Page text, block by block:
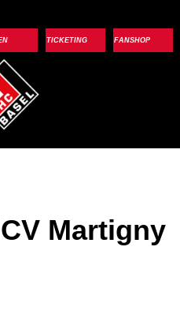
TICKETING FANSHOP
Martigny